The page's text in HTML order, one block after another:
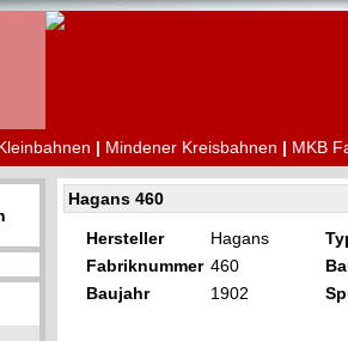
| Mindener Kreisbahnen | MKB
Hagans 460
Hersteller Hagans
Fabriknummer 460
Baujahr
1902